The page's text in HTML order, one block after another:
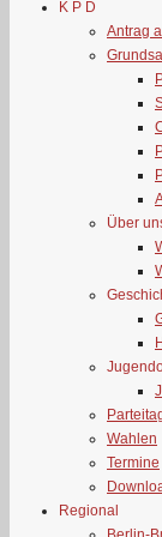
K P D
Antrag
Über
Wahlen
Termine
Regional